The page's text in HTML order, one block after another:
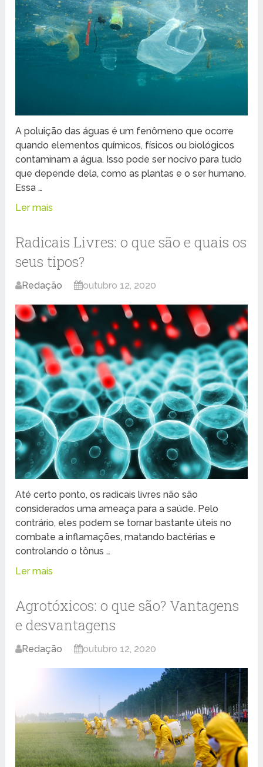
A poluição das águas é um fenômeno que ocorre
quando elementos químicos, físicos ou biológicos
contaminam a água. Isso pode ser nocivo para tudo
que depende dela, como as plantas e o ser humano.
Essa …
Ler mais
Radicais Livres: o que são e quais os
seus tipos?
Redação outubro 12, 2020
Até certo ponto, os radicais livres não são
considerados uma ameaça para a saúde. Pelo
contrário, eles podem se tornar bastante úteis no
combate a inflamações, matando bactérias e
controlando o tônus …
Ler mais
Agrotóxicos: o que são? Vantagens
e desvantagens
Redação outubro 12, 2020